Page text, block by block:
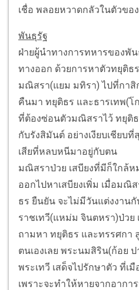
เชื่อ พลอยหวาดกลัวในตัวขอ
พันธุรัฐ
ฝ่ายผู้นำทางการทหารของพั
ทางออก ด้วยการหาตัวทยุติธ
มณิสรา(แยม มทิรา) ไปที่กาสิ
คืนมา ทยุติธร และธารเทพ(
ที่ต้องซ่อนตัวมณิสราไว้ ทยุติ
กับรังสิมันต์ อย่างเงียบเชียบ
เสียที่หลบหนีมาอยู่กับตน
มณิสราป่วย เสบียงที่มีก็ใกล้ห
ออกไปหาเสบียงเพิ่ม เมื่อม
ธร ยืนยัน จะไม่มีวันแต่งงาน
ราชเทวี(แหม่ม จินตหรา)ป่วย
ถามหา ทยุติธร และทรรศกา
ตนเองเลย พระนมสิริน(ก้อย
พระเทวี เสด็จไปรักษาตัว ที่เ
เพราะจะทำให้หายจากอากา